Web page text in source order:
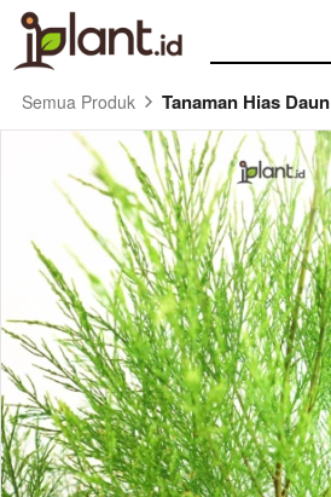
Semua Produk Tanaman Hias Daun